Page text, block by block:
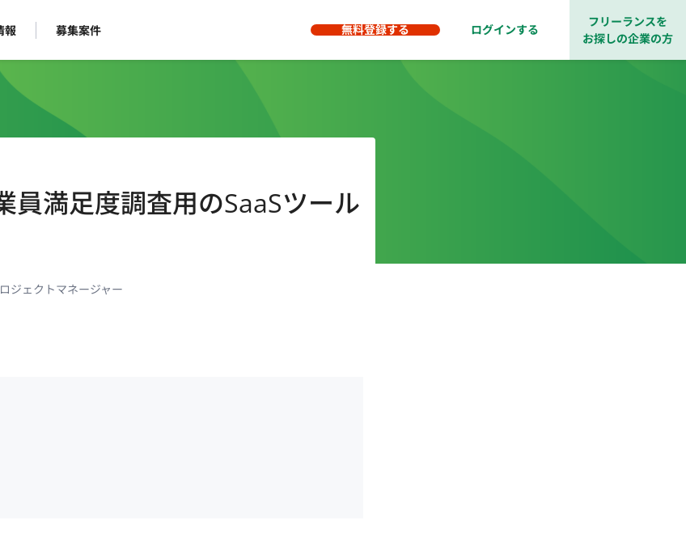
報 募集案件 無料登録する ログインする
フリーランスを
お探しの企業の方
員満足度調査用のSaaSツール
ジェクトマネージャー